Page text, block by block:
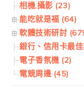
相機.攝影 (23)
能吃就是福 (64)
軟體技術研討
銀行、信用卡最
電子香氛機 (2)
電競周邊 (45)